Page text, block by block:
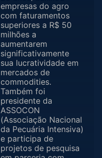
empresas do agro
com faturamentos
superiores a R$ 50
milhões a
aumentarem
significativamente
sua lucratividade em
mercados de
commodities.
Também foi
presidente da
ASSOCON
(Associação Nacional
da Pecuária Intensiva)
e participa de
projetos de pesquisa